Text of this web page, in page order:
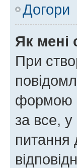
Догори
Як мені
При
формою
за все,
питання